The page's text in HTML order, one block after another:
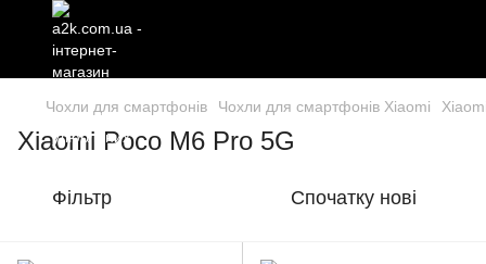
Чохли для смартфонів Чохли для смартфонів Xiaomi
Xiaomi Poco M6 Pro 5G
Фільтр Спочатку нові